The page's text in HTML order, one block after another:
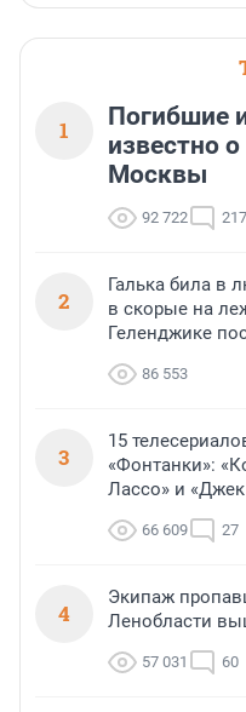
1
Погибшие
известно
Москвы
92 722 217
2
Галька била в
в скорые на
Геленджике
86 553
3
15
«Фонтанки»:
Лассо» и
66 609 27
4
Экипаж
Ленобласти
57 031 60